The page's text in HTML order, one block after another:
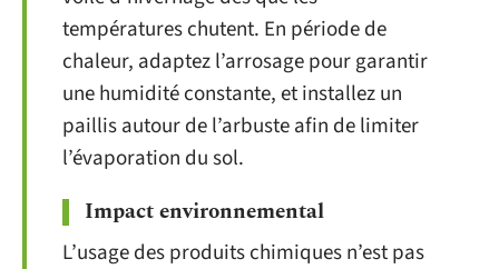
températures chutent. En période de
chaleur, adaptez l’arrosage pour garantir
une humidité constante, et installez un
paillis autour de l’arbuste afin de limiter
l’évaporation du sol.
Impact environnemental
L’usage des produits chimiques n’est pas